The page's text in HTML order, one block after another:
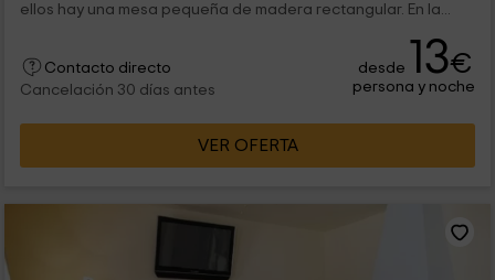
ellos hay una mesa pequeña de madera rectangular. En la...
Contacto directo
Cancelación 30 días antes
desde 13€
persona y noche
VER OFERTA